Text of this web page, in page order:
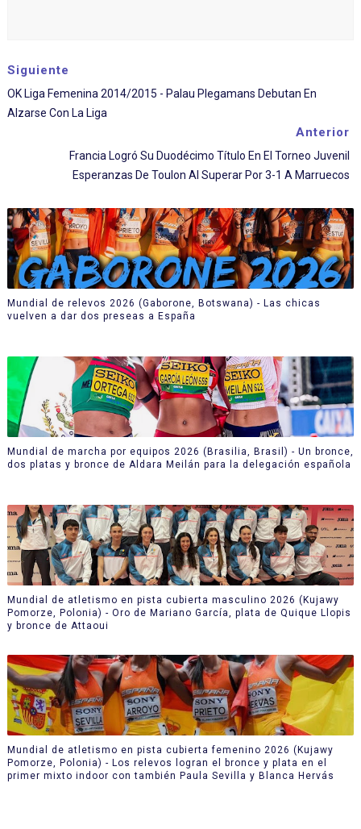
Siguiente
OK Liga Femenina 2014/2015 - Palau Plegamans Debutan En
Alzarse Con La Liga
Anterior
Francia Logró Su Duodécimo Título En El Torneo Juvenil
Esperanzas De Toulon Al Superar Por 3-1 A Marruecos
Mundial de relevos 2026 (Gaborone, Botswana) - Las chicas
vuelven a dar dos preseas a España
Mundial de marcha por equipos 2026 (Brasilia, Brasil) - Un bronce,
dos platas y bronce de Aldara Meilán para la delegación española
Mundial de atletismo en pista cubierta masculino 2026 (Kujawy
Pomorze, Polonia) - Oro de Mariano García, plata de Quique Llopis
y bronce de Attaoui
Mundial de atletismo en pista cubierta femenino 2026 (Kujawy
Pomorze, Polonia) - Los relevos logran el bronce y plata en el
primer mixto indoor con también Paula Sevilla y Blanca Hervás